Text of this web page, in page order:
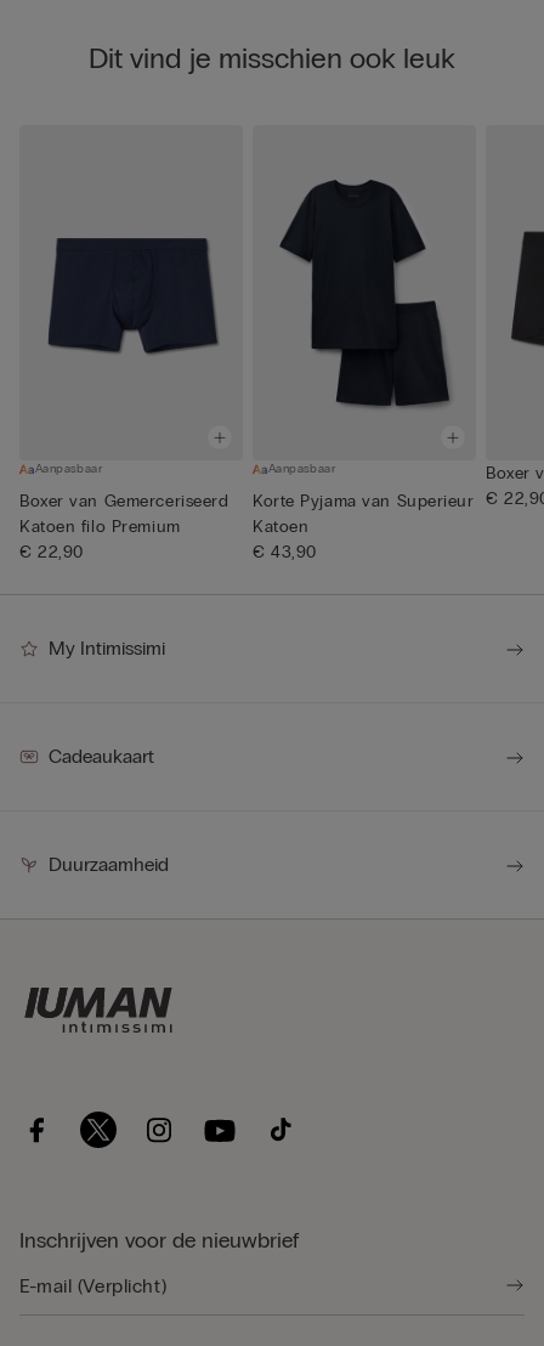
Dit vind je misschien ook leuk
Aanpasbaar
Boxer van Gemerceriseerd
Katoen filo Premium
€ 22,90
Aanpasbaar
Korte Pyjama van Superieur
Katoen
€ 43,90
Boxer
€
My Intimissimi
Cadeaukaart
Duurzaamheid
Inschrijven voor de nieuwbrief